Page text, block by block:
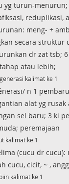
yg turun-menurun;
reduplikasi,
meng- +
secara struktur
dr zat tsb;
atau lebih;
kalimat ke 1
n 1
alat yg
sel baru; 3 ki
peremajaan
kalimat ke 1
(cucu dr
cucu, cicit, ~ ,
kalimat ke 1